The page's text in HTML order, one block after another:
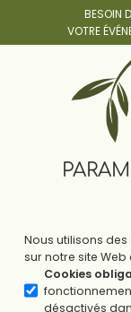
BESOIN
VOTRE
Nous utilisons
sur notre site
Cookies
désactivés